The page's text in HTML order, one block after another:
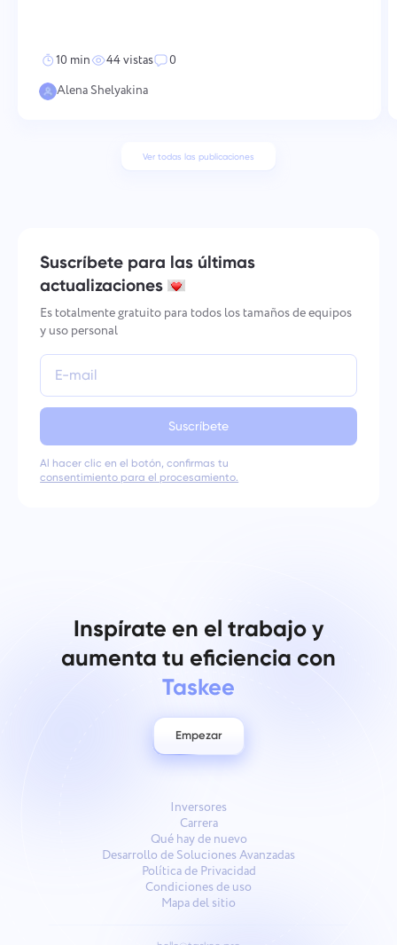
10 min 44 vistas
0
Alena Shelyakina
Ver todas las publicaciones
Suscríbete para las últimas
actualizaciones
Es totalmente gratuito para todos los tamaños de equipos
y uso personal
Suscríbete
Al hacer clic en el botón, confirmas tu
consentimiento para el procesamiento.
Inspírate en el trabajo y
aumenta tu eficiencia con
Taskee
Empezar
Inversores
Carrera
Qué hay de nuevo
Desarrollo de Soluciones Avanzadas
Política de Privacidad
Condiciones de uso
Mapa del sitio